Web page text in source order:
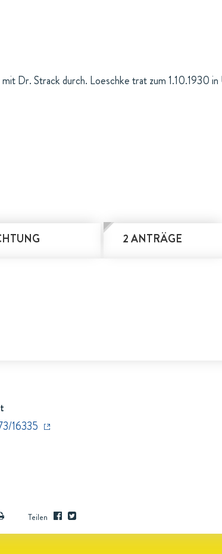
Dr. Strack durch. Loeschke trat zum 1.10.1930
2 ANTRÄGE
16335
Teilen